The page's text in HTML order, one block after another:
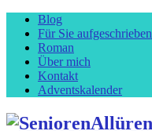
Blog
Für Sie aufgeschrieben
Roman
Über mich
Kontakt
Adventskalender